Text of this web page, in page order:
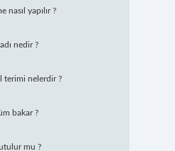
nasıl yapılır ?
nedir ?
terimi nelerdir ?
bakar ?
mu ?